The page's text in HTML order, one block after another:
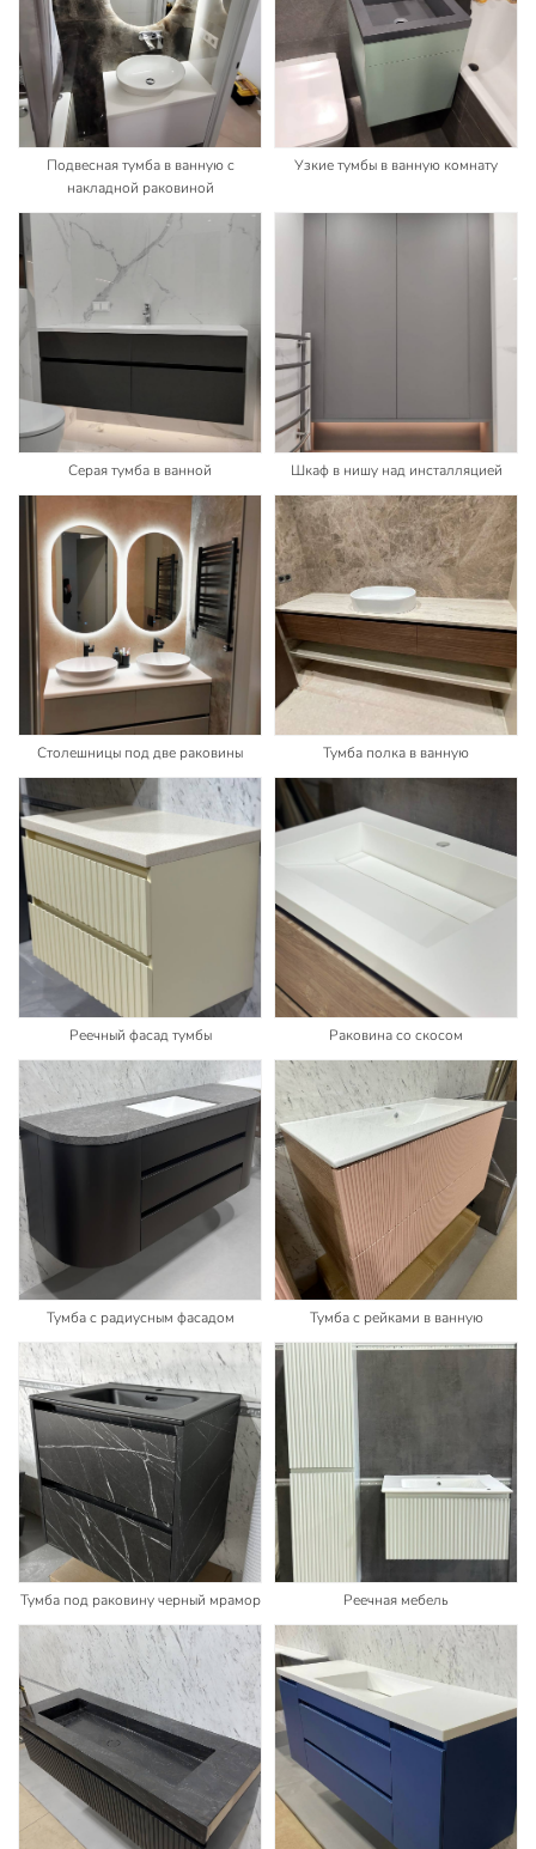
Подвесная тумба в ванную с
накладной раковиной
Узкие тумбы в ванную комнату
Серая тумба в ванной Шкаф в нишу над инсталляцией
Столешницы под две раковины Тумба полка в ванную
Реечный фасад тумбы Раковина со скосом
Тумба с радиусным фасадом Тумба с рейками в ванную
Тумба под раковину черный мрамор Реечная мебель